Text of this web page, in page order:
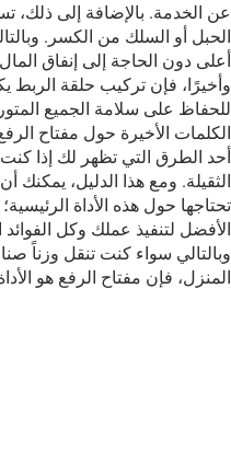
عن الخدمة. بالإضافة إلى ذلك،
الحبل أو السلك من الكسر.
أعلى دون الحاجة إلى إنفاق
وأخيرًا، فإن تركيب حلقة الربط
للحفاظ على سلامة الجميع
الكلمات الأخيرة حول مفتاح
أحد الطرق التي تظهر لك إذا
الثقيلة. ومع هذا الدليل،
تحتاجها حول هذه الأداة
الأفضل لتنفيذ عملك وكل
وبالتالي سواء كنت تنقل وزناً
المنزل، فإن مفتاح الرفع هو